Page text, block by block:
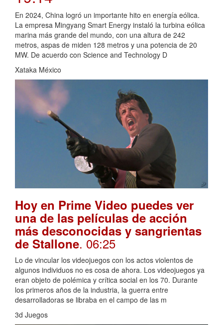
En 2024, China logró un importante hito en energía eólica.
La empresa Mingyang Smart Energy instaló la turbina eólica
marina más grande del mundo, con una altura de 242
metros, aspas de miden 128 metros y una potencia de 20
MW. De acuerdo con Science and Technology D
Xataka México
Hoy en Prime Video puedes ver
una de las películas de acción
más desconocidas y sangrientas
de Stallone. 06:25
Lo de vincular los videojuegos con los actos violentos de
algunos individuos no es cosa de ahora. Los videojuegos ya
eran objeto de polémica y crítica social en los 70. Durante
los primeros años de la industria, la guerra entre
desarrolladoras se libraba en el campo de las m
3d Juegos